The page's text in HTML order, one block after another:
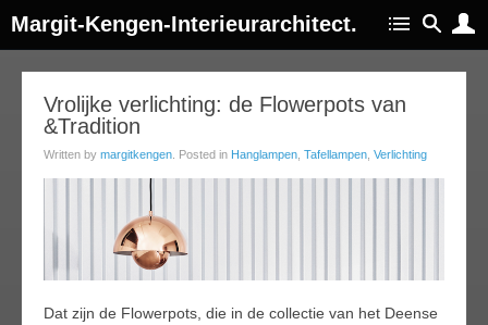
Margit-Kengen-Interieurarchitect.
Vrolijke verlichting: de Flowerpots van
&Tradition
Written by margitkengen . Posted in Hanglampen Tafellampen Verlichting
Dat zijn de Flowerpots, die in de collectie van het Deense